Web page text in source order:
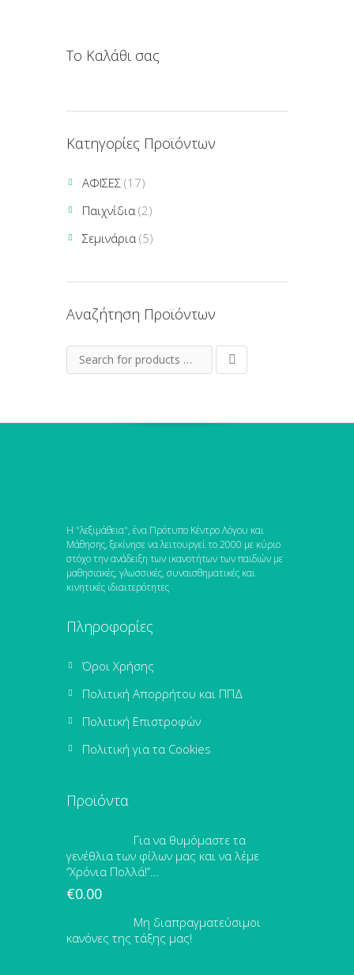
Το Καλάθι σας
Κατηγορίες Προϊόντων
ΑΦΙΣΕΣ (17)
Παιχνίδια (2)
Σεμινάρια (5)
Αναζήτηση Προϊόντων
Η "λεξιμάθεια", ένα Πρότυπο Κέντρο Λόγου και
Μάθησης, ξεκίνησε να λειτουργεί το 2000 με κύριο
στόχο την ανάδειξη των ικανοτήτων των παιδιών με
μαθησιακές, γλωσσικές, συναισθηματικές και
κινητικές ιδιαιτερότητες
Πληροφορίες
Όροι Χρήσης
Πολιτική Απορρήτου και ΠΠΔ
Πολιτική Επιστροφών
Πολιτική για τα Cookies
Προϊόντα
Για να θυμόμαστε τα
γενέθλια των φίλων μας και να λέμε
‘’Χρόνια Πολλά!’’…
€0.00
Μη διαπραγματεύσιμοι
κανόνες της τάξης μας!